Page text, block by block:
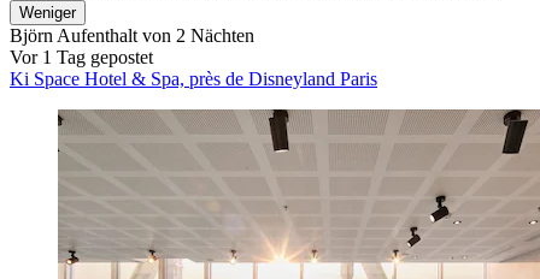
Weniger
Björn Aufenthalt von 2 Nächten
Vor 1 Tag gepostet
Ki Space Hotel & Spa, près de Disneyland Paris